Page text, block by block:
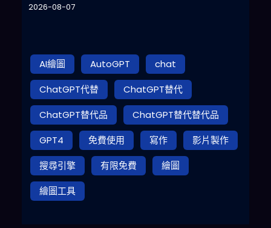
2026-08-07
AI繪圖 AutoGPT
chat
ChatGPT代替
ChatGPT替代
ChatGPT替代品
ChatGPT替代替代品
GPT4
免費使用 寫作
影片製作
搜尋引擎
有限免費
繪圖
繪圖工具